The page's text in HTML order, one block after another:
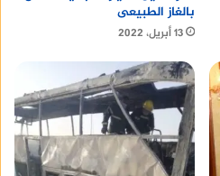
بالغاز الطبيعى
13 أبريل، 2022